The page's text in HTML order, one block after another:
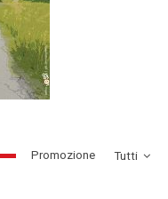
Tutti
­Promozione